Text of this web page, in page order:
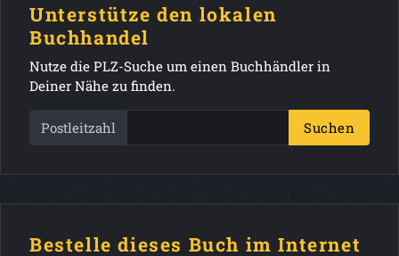
Unterstütze den lokalen
Buchhandel
Nutze die PLZ-Suche um einen Buchhändler in
Deiner Nähe zu finden.
Postleitzahl Suchen
Bestelle dieses Buch im Internet